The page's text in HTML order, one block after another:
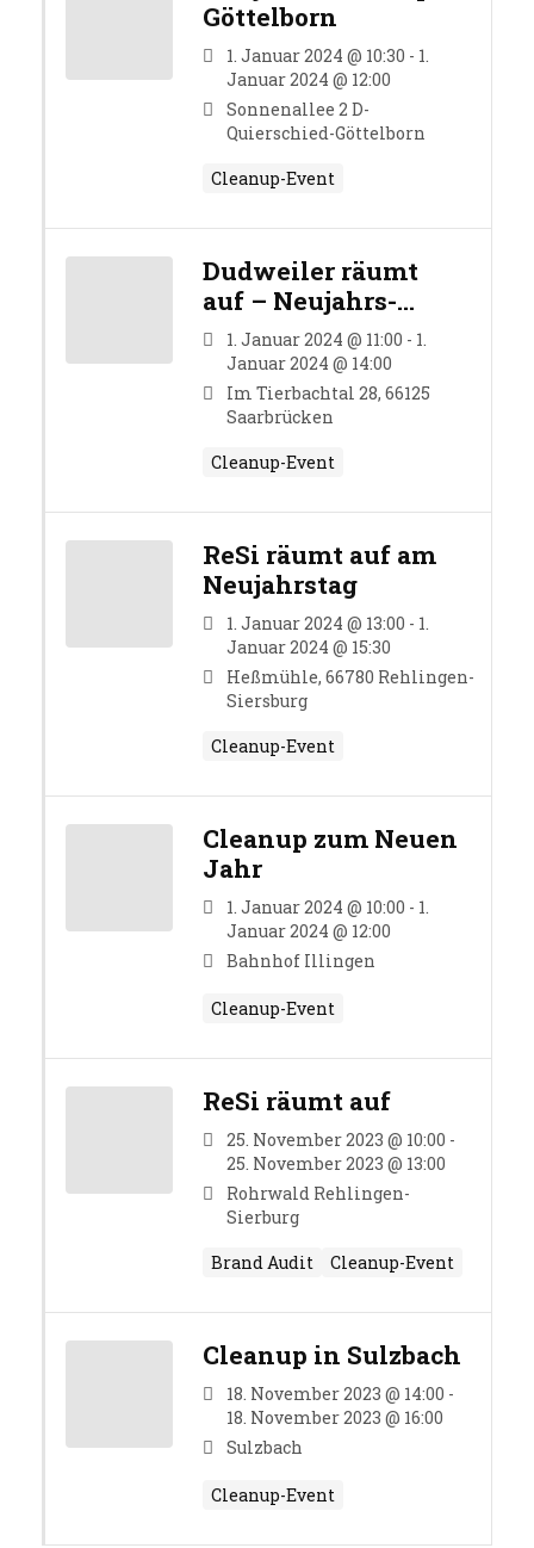
Göttelborn
1. Januar 2024 @ 10:30 - 1.
Januar 2024 @ 12:00
Sonnenallee 2 D-
Quierschied-Göttelborn
Cleanup-Event
Dudweiler räumt
auf – Neujahrs-
Cleanup
1. Januar 2024 @ 11:00 - 1.
Januar 2024 @ 14:00
Im Tierbachtal 28, 66125
Saarbrücken
Cleanup-Event
ReSi räumt auf am
Neujahrstag
1. Januar 2024 @ 13:00 - 1.
Januar 2024 @ 15:30
Heßmühle, 66780 Rehlingen-
Siersburg
Cleanup-Event
Cleanup zum Neuen
Jahr
1. Januar 2024 @ 10:00 - 1.
Januar 2024 @ 12:00
Bahnhof Illingen
Cleanup-Event
ReSi räumt auf
25. November 2023 @ 10:00 -
25. November 2023 @ 13:00
Rohrwald Rehlingen-
Sierburg
Brand Audit
Cleanup-Event
Cleanup in Sulzbach
18. November 2023 @ 14:00 -
18. November 2023 @ 16:00
Sulzbach
Cleanup-Event